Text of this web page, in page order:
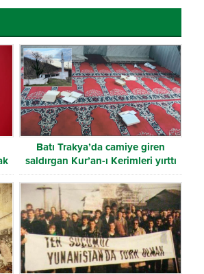
Batı Trakya’da camiye giren
saldırgan Kur’an-ı Kerimleri yırttı